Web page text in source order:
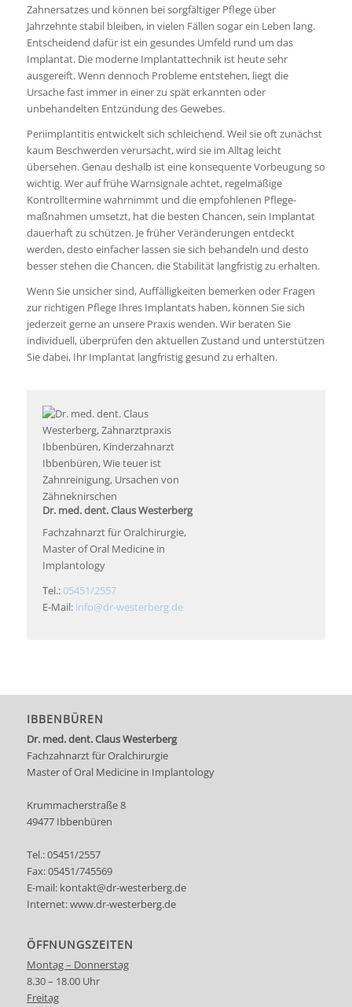
Zahnersatzes und können bei sorgfältiger Pflege über
Jahrzehnte stabil bleiben, in vielen Fällen sogar ein Leben lang.
Entscheidend dafür ist ein gesundes Umfeld rund um das
Implantat. Die moderne Implantattechnik ist heute sehr
ausgereift. Wenn dennoch Probleme entstehen, liegt die
Ursache fast immer in einer zu spät erkannten oder
unbehandelten Entzündung des Gewebes.
Periimplantitis entwickelt sich schleichend. Weil sie oft zunächst
kaum Beschwerden verursacht, wird sie im Alltag leicht
übersehen. Genau deshalb ist eine konsequente Vorbeugung so
wichtig. Wer auf frühe Warnsignale achtet, regelmäßige
Kontrolltermine wahrnimmt und die empfohlenen Pflege­
maßnahmen umsetzt, hat die besten Chancen, sein Implantat
dauerhaft zu schützen. Je früher Veränderungen entdeckt
werden, desto einfacher lassen sie sich behandeln und desto
besser stehen die Chancen, die Stabilität langfristig zu erhalten.
Wenn Sie unsicher sind, Auffälligkeiten bemerken oder Fragen
zur richtigen Pflege Ihres Implantats haben, können Sie sich
jederzeit gerne an unsere Praxis wenden. Wir beraten Sie
individuell, überprüfen den aktuellen Zustand und unterstützen
Sie dabei, Ihr Implantat langfristig gesund zu erhalten.
Dr. med. dent. Claus Westerberg
Fachzahnarzt für Oralchirurgie,
Master of Oral Medicine in
Implantology
Tel.: 05451/2557
E-Mail: info@dr-westerberg.de
IBBENBÜREN
Dr. med. dent. Claus Westerberg
Fachzahnarzt für Oralchirurgie
Master of Oral Medicine in Implantology
Krummacherstraße 8
49477 Ibbenbüren
Tel.:05451/2557
Fax: 05451/745569
E-mail: kontakt@dr-westerberg.de
Internet:www.dr-westerberg.de
ÖFFNUNGSZEITEN
Montag – Donnerstag
8.30 – 18.00 Uhr
Freitag